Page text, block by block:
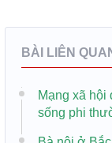
BÀI LIÊN
Mạng xã hội
sống phi